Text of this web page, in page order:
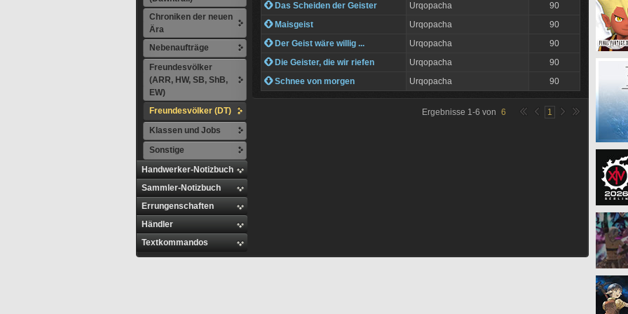
Chroniken der neuen
Ära
Nebenaufträge
Freundesvölker
(ARR, HW, SB, ShB,
EW)
Freundesvölker (DT)
Klassen und Jobs
Sonstige
Handwerker-Notizbuch
Sammler-Notizbuch
Errungenschaften
Händler
Textkommandos
 Das Scheiden der Geister Urqopacha
90
 Maisgeist
Urqopacha
90
 Der Geist wäre willig ...
Urqopacha
90
 Die Geister, die wir riefen
Urqopacha
90
 Schnee von morgen
Urqopacha 90
Ergebnisse 1-6 von 6 1